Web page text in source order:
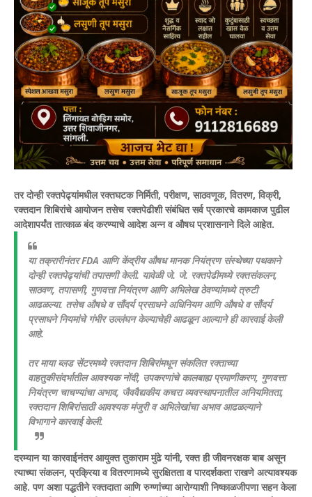
तर दोन्ही रक्तपेढ्यांमधील रक्तघटक निर्मिती, परीक्षण, साठवणूक, वितरण, विक्री,
रक्तदान शिबिरांचे आयोजन तसेच रक्तपेढीशी संबंधित सर्व प्रकारचे कामकाज पुढील
आदेशापर्यंत तात्काळ बंद करण्याचे आदेश अन्न व औषध प्रशासनाने दिले आहेत.
या तक्रारीनंतर FDA आणि केंद्रीय औषध मानक नियंत्रण संस्थेच्या पथकाने
दोन्ही रक्तपेढ्यांची तपासणी केली. यावेळी जे. जे. रक्तपेढीमध्ये रक्तसंकलन,
साठवण, तपासणी, गुणवत्ता नियंत्रण आणि अभिलेख ठेवण्यांमध्ये त्रुटी
आढळल्या. तसेच औषधे व सौंदर्य प्रसाधने अधिनियम आणि औषधे व सौंदर्य
प्रसाधने नियमांचे गंभीर उल्लंघन केल्याचेही आढळून आल्याने ही कारवाई केली
आहे.
तर माया ब्लड सेंटरमध्ये रक्तदान शिबिरांमधून संकलित रक्ताच्या
वाहतुकीसंदर्भातील आवश्यक नोंदी, उपकरणांचे कालबाह्य प्रमाणीकरण, गुणवत्ता
नियंत्रण चाचण्यांचा अभाव, जैववैद्यकीय कचरा व्यवस्थापनातील अनियमितता,
रक्तदान शिबिरांसाठी आवश्यक मंजुरी व अभिलेखांचा अभाव आढळल्याने
विभागाने कारवाई केली.
दरम्यान या कारवाईनंतर आयुक्त तुकाराम मुंढे यांनी, रक्त ही जीवनरक्षक बाब असून
त्याच्या संकलन, प्रक्रिया व वितरणामध्ये सुरक्षितता व पारदर्शकता राखणे अत्यावश्यक
आहे. पण अशा पद्धतीने रक्तदाता आणि रुग्णांच्या आरोग्याशी निष्काळजीपणा सहन केला